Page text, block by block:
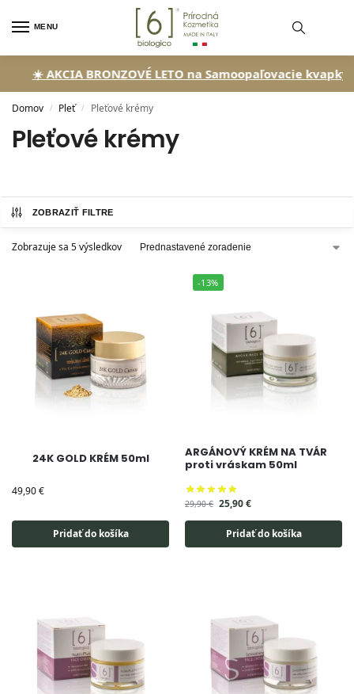
MENU
AKCIA BRONZOVÉ LETO na Samoopaľovacie kvapky!🏖️ So
Domov / Pleť / Pleťové krémy
Pleťové krémy
ZOBRAZIŤ FILTRE
Zobrazuje sa 5 výsledkov
24K GOLD KRÉM 50ml
49,90€
Pridať do košíka
-13%
ARGÁNOVÝ KRÉM NA TVÁR
proti vráskam 50ml
29,90€ 25,90€
Pridať do košíka